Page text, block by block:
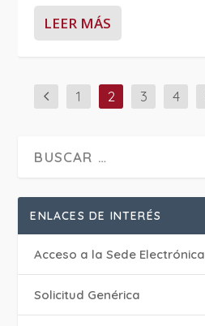
LEER MÁS
1 2 3 4
ENLACES DE INTERÉS
Acceso a la Sede Electrónica
Solicitud Genérica